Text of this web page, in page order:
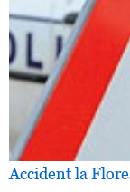
Accident la